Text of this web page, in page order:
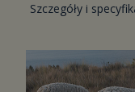
Szczegóły i